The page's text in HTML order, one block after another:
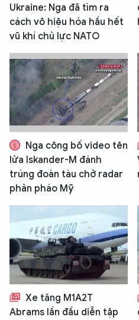
Ukraine: Nga đã tìm ra
cách vô hiệu hóa hầu hết
vũ khí chủ lực NATO
Nga công bố video tên
lửa Iskander-M đánh
trúng đoàn tàu chở radar
phản pháo Mỹ
Xe tăng M1A2T
Abrams lần đầu diễn tập